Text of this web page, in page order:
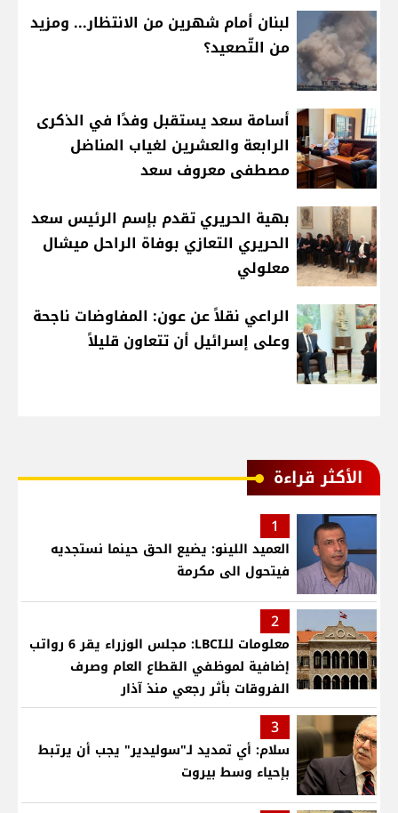
لبنان أمام شهرين من الانتظار... ومزيد
من التّصعيد؟
أسامة سعد يستقبل وفدًا في الذكرى
الرابعة والعشرين لغياب المناضل
مصطفى معروف سعد
بهية الحريري تقدم بإسم الرئيس سعد
الحريري التعازي بوفاة الراحل ميشال
معلولي
الراعي نقلاً عن عون: المفاوضات ناجحة
وعلى إسرائيل أن تتعاون قليلاً
الأكثر قراءة
1
العميد اللينو: يضيع الحق حينما نستجديه
فيتحول الى مكرمة
2
معلومات للـLBCI: مجلس الوزراء يقر 6 رواتب
إضافية لموظفي القطاع العام وصرف
الفروقات بأثر رجعي منذ آذار
3
سلام: أي تمديد لـ"سوليدير" يجب أن يرتبط
بإحياء وسط بيروت